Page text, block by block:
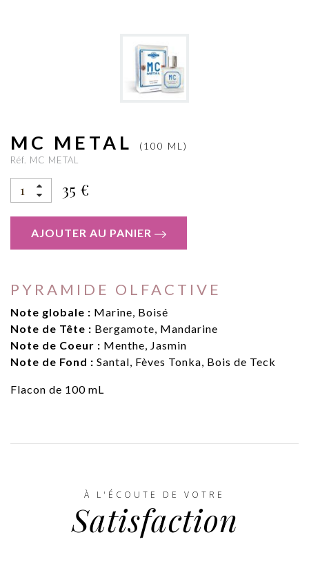
MC METAL (100 ML)
Réf. MC METAL
35 €
AJOUTER AU PANIER
PYRAMIDE OLFACTIVE
Note globale : Marine, Boisé
Note de Tête : Bergamote, Mandarine
Note de Coeur : Menthe, Jasmin
Note de Fond : Santal, Fèves Tonka, Bois de Teck
Flacon de 100 mL
À L'ÉCOUTE DE VOTRE
Satisfaction